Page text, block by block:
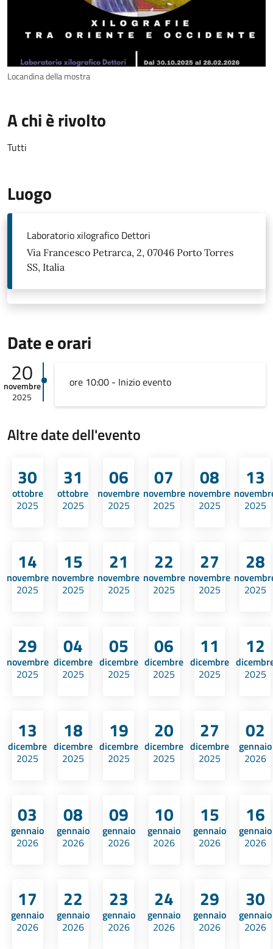
Locandina della mostra
A chi è rivolto
Tutti
Luogo
Laboratorio xilografico Dettori
Via Francesco Petrarca, 2, 07046 Porto Torres
SS, Italia
Date e orari
20
novembre
2025
ore 10:00 - Inizio evento
Altre date dell'evento
30
ottobre
2025
31
ottobre
2025
06
novembre
2025
07
novembre
2025
08
novembre
2025
13
2025
14
novembre
2025
15
novembre
2025
21
novembre
2025
22
novembre
2025
27
novembre
2025
28
2025
29
novembre
2025
04
dicembre
2025
05
dicembre
2025
06
dicembre
2025
11
dicembre
2025
12
2025
13
dicembre
2025
18
dicembre
2025
19
dicembre
2025
20
dicembre
2025
27
dicembre
2025
02
gennaio
2026
03
gennaio
2026
08
gennaio
2026
09
gennaio
2026
10
gennaio
2026
15
gennaio
2026
16
gennaio
2026
17
gennaio
2026
22
gennaio
2026
23
gennaio
2026
24
gennaio
2026
29
gennaio
2026
30
gennaio
2026